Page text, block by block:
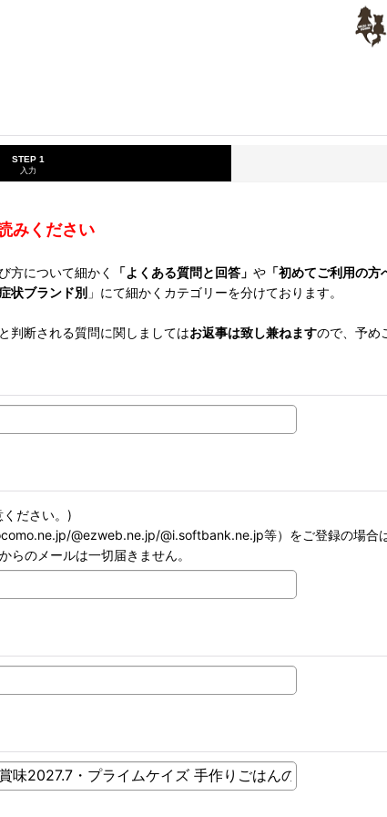
STEP 1
入力
みください
方について細かく 「よくある質問と回答」 や 「初めてご利用の方
状ブランド別 」にて細かくカテゴリーを分けております。
判断される質問に関しましてはお返事は致し兼ねますので、予め
ださい。)
@ezweb.ne.jp/@i.softbank.ne.jp等）をご登録の場合
らのメールは一切届きません。